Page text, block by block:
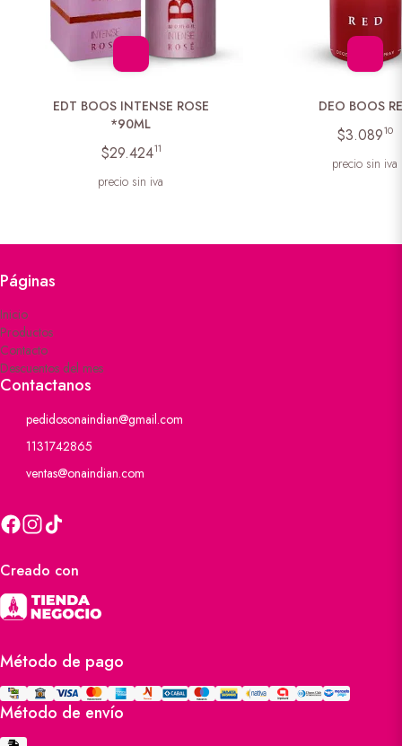
EDT BOOS INTENSE ROSE
*90ML
$29.42411
precio sin iva
DEO BOOS
$3.08910
precio sin iva
Páginas
Inicio
Productos
Contacto
Descuentos del mes
Contactanos
pedidosonaindian@gmail.com
1131742865
ventas@onaindian.com
Creado con
Método de pago
Método de envío